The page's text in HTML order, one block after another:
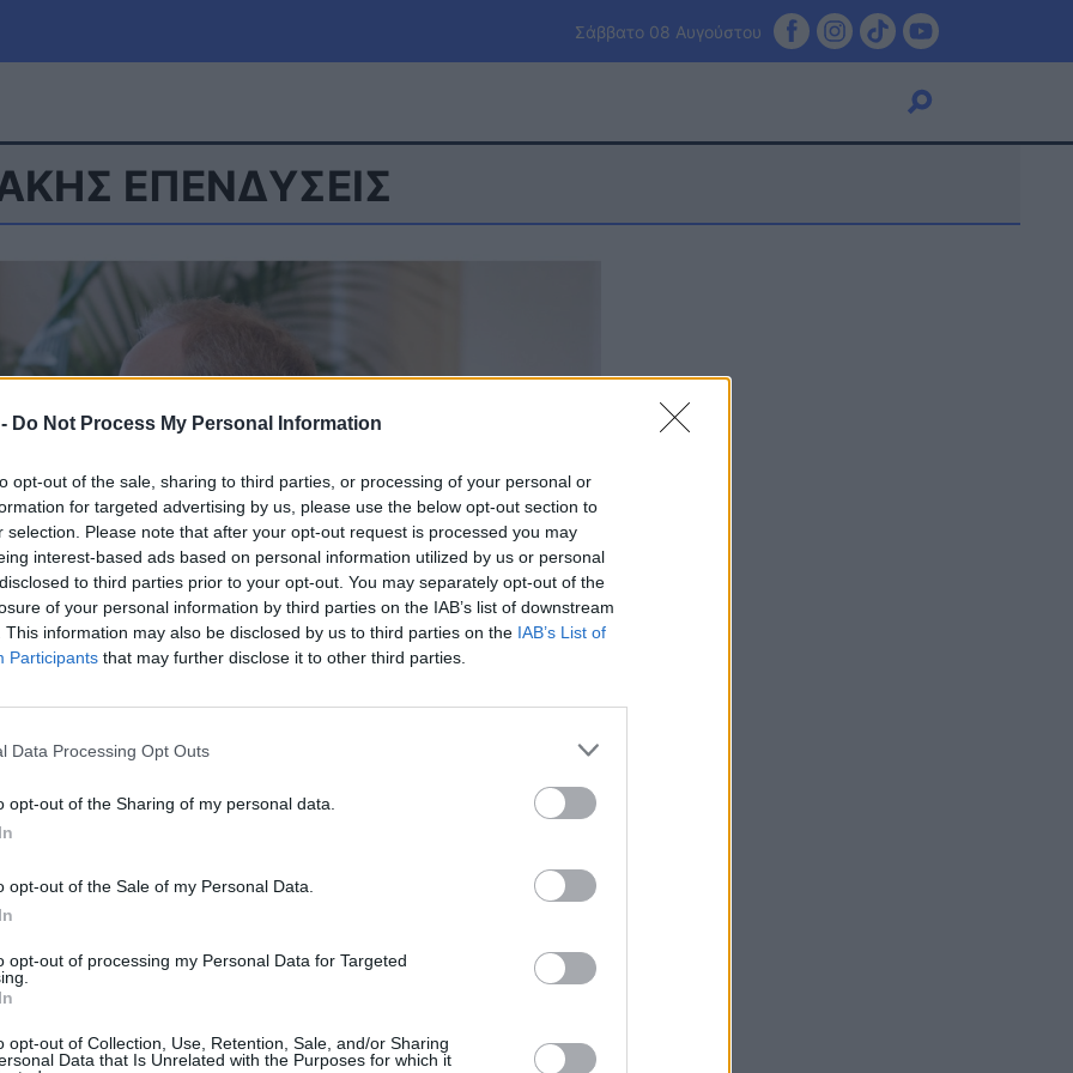
Do Not Process My Personal Information
opt-out of the sale, sharing to third parties, or processing of your personal or
for targeted advertising by us, please use the below opt-out section to
selection. Please note that after your opt-out request is processed you may
interest-based ads based on personal information utilized by us or personal
to third parties prior to your opt-out. You may separately opt-out of the
of your personal information by third parties on the IAB’s list of downstream
This information may also be disclosed by us to third parties on the IAB’s List of
Participants that may further disclose it to other third parties.
Data Processing Opt Outs
opt-out of the Sharing of my personal data.
opt-out of the Sale of my Personal Data.
opt-out of processing my Personal Data for Targeted
opt-out of Collection, Use, Retention, Sale, and/or Sharing
Data that Is Unrelated with the Purposes for which it
Σάββατο 08 Αυγούστου
Πολιτική Τράπεζες
Αθλητικά
Καιρός
Πίστη
ΕΠΕΝΔΥΣΕΙΣ
με τον πρόεδρο της
συνάντησε ο Κυριάκος Μητσοτάκης το πρωί
του forum «The Trilateral Commission». Τί